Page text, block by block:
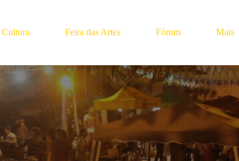
Feira das Artes Fórum Mais